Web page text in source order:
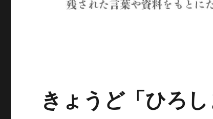
きょうど「ひろし